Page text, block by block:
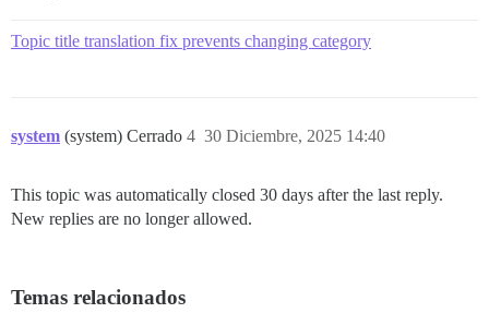
Topic title translation fix prevents changing category
system (system) Cerrado 30 Diciembre, 2025 14:40
4
This topic was automatically closed 30 days after the last reply.
New replies are no longer allowed.
Temas relacionados